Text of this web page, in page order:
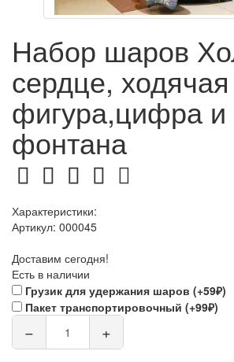
Набор шаров
сердце, ходячая
фигура,цифра и
фонтана
Характеристики:
Артикул: 000045
Доставим сегодня!
Есть в наличии
Грузик для удержания шаров (+59₽)
Пакет транспортировочный (+99₽)
− +